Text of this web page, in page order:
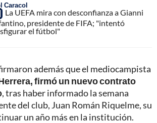
Caracol
La UEFA mira con desconfianza a Gianni
presidente de FIFA; "intentó
el fútbol"
además que el mediocampista
firmó un nuevo contrato
, tras haber informado la semana
del club, Juan Román Riquelme, su
un año más en la institución.